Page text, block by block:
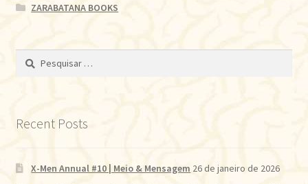
ZARABATANA BOOKS
Pesquisar
Recent Posts
X-Men Annual #10 | Meio & Mensagem 26 de janeiro de 2026